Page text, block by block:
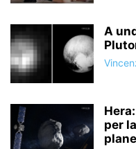
A
per